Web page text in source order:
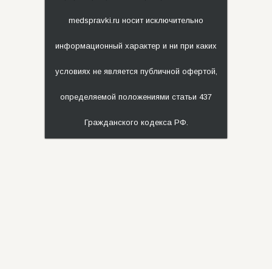
medspravki.ru носит исключительно
информационный характер и ни при каких
условиях не является публичной офертой,
определяемой положениями статьи 437
Гражданского кодекса РФ.